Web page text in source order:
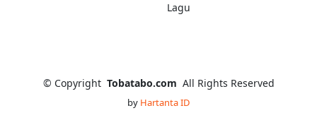
Lagu
© Copyright Tobatabo.com All Rights Reserved
by Hartanta ID